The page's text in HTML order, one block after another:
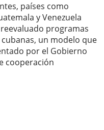
países como
y Venezuela
programas
un modelo que
por el Gobierno
cooperación